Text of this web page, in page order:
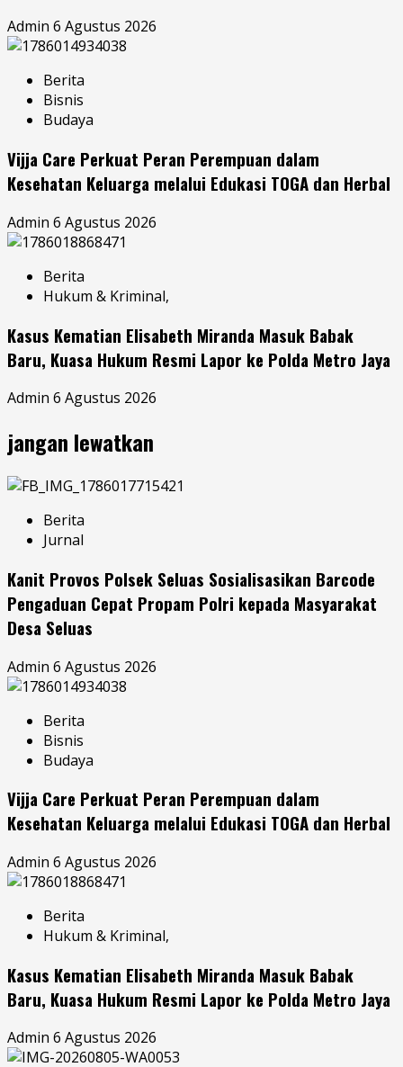
Admin 6 Agustus 2026
Berita
Bisnis
Budaya
Vijja Care Perkuat Peran Perempuan dalam
Kesehatan Keluarga melalui Edukasi TOGA dan Herbal
Admin 6 Agustus 2026
Berita
Hukum & Kriminal,
Kasus Kematian Elisabeth Miranda Masuk Babak
Baru, Kuasa Hukum Resmi Lapor ke Polda Metro Jaya
Admin 6 Agustus 2026
jangan lewatkan
Berita
Jurnal
Kanit Provos Polsek Seluas Sosialisasikan Barcode
Pengaduan Cepat Propam Polri kepada Masyarakat
Desa Seluas
Admin 6 Agustus 2026
Berita
Bisnis
Budaya
Vijja Care Perkuat Peran Perempuan dalam
Kesehatan Keluarga melalui Edukasi TOGA dan Herbal
Admin 6 Agustus 2026
Berita
Hukum & Kriminal,
Kasus Kematian Elisabeth Miranda Masuk Babak
Baru, Kuasa Hukum Resmi Lapor ke Polda Metro Jaya
Admin 6 Agustus 2026